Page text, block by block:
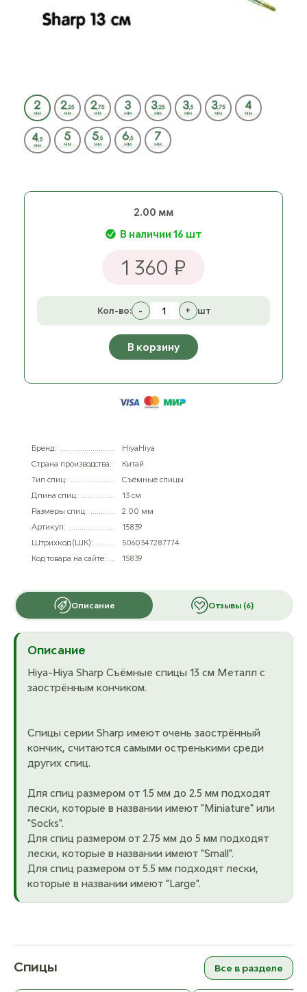
2.00 мм
В наличии 16 шт
1 360 ₽
Кол-во: - + шт
В корзину
Бренд:
HiyaHiya
Страна производства:
Китай
Тип спиц:
Съёмные спицы
Длина спиц:
13 см
Размеры спиц:
2.00 мм
Артикул:
15839
Штрихкод (ШК):
5060347287774
Код товара на сайте:
15839
Описание Отзывы (6)
Описание
Hiya-Hiya Sharp Съёмные спицы 13 см Металл с
заострённым кончиком.
Спицы серии Sharp имеют очень заострённый
кончик, считаются самыми остренькими среди
других спиц.
Для спиц размером от 1.5 мм до 2.5 мм подходят
лески, которые в названии имеют "Miniature" или
"Socks".
Для спиц размером от 2.75 мм до 5 мм подходят
лески, которые в названии имеют "Small".
Для спиц размером от 5.5 мм подходят лески,
которые в названии имеют "Large".
Спицы
Все в разделе
ChiaoGoo Forte Съёмные спицы
Addi addiCraSySnake